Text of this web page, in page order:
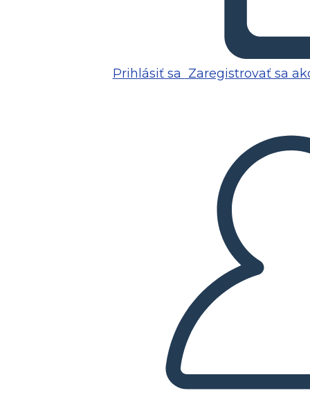
Prihlásiť sa Zaregistrovať sa